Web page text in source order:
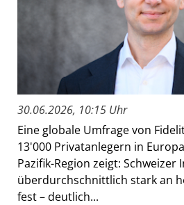
30.06.2026, 10:15 Uhr
Eine globale Umfrage von
13'000 Privatanlegern in
Pazifik-Region zeigt: Schweizer
überdurchschnittlich stark an
fest – deutlich...